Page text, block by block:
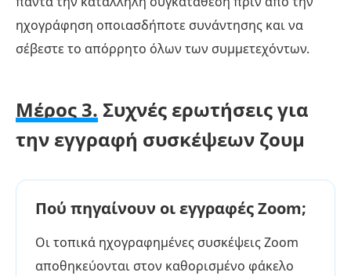
ηχογράφηση οποιασδήποτε συνάντησης και να
σέβεστε το απόρρητο όλων των συμμετεχόντων.
Μέρος 3. Συχνές ερωτήσεις για
την εγγραφή συσκέψεων ζουμ
Πού πηγαίνουν οι εγγραφές Zoom;
Οι τοπικά ηχογραφημένες συσκέψεις Zoom
αποθηκεύονται στον καθορισμένο φάκελο